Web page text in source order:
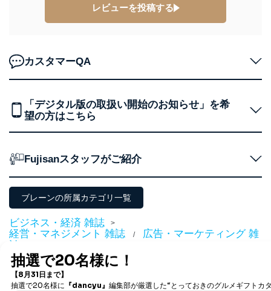
析して、趣味・嗜好に
人情報
3
当社カスタマーQ＆
Aサービス利用者
ｅメール等によるカスタマーQ＆A
サイトのサービス内容のご案内の
ｅメール等による商品、サービ
るご案内のため
個人情報
5
当社の従業者の個
人情報
人事、総務などの雇用管理等のた
パートナー（提携
企業）からの委託
により当社の
等をご利用の方の
個人情報
提携企業及びお客様がご購入され
た商品の発売元企業からのｅメー
サービス、キャンペーン等の広告
当社のサービス利用状況の把握お
レビューを投稿する
カスタマーQA
「デジタル版の取扱い開始のお知らせ」を希
望の方はこちら
Fujisanスタッフがご紹介
ブレーンの所属カテゴリ一覧
ビジネス・経済 雑誌 >
経営・マネジメント 雑誌 /
広告・マーケティング 雑
誌
この雑誌の読者はこちらの雑誌も買っています！